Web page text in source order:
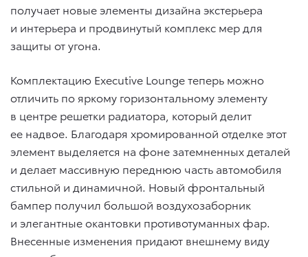
получает новые элементы дизайна экстерьера
и интерьера и продвинутый комплекс мер для
защиты от угона.
Комплектацию Executive Lounge теперь можно
отличить по яркому горизонтальному элементу
в центре решетки радиатора, который делит
ее надвое. Благодаря хромированной отделке этот
элемент выделяется на фоне затемненных деталей
и делает массивную переднюю часть автомобиля
стильной и динамичной. Новый фронтальный
бампер получил большой воздухозаборник
и элегантные окантовки противотуманных фар.
Внесенные изменения придают внешнему виду